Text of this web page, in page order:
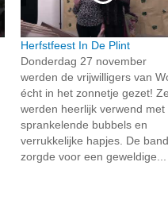
Herfstfeest In De Plint
Donderdag 27 november
werden de vrijwilligers van
écht in het zonnetje gezet! Ze
werden heerlijk verwend met
sprankelende bubbels en
verrukkelijke hapjes. De band
zorgde voor een geweldige...